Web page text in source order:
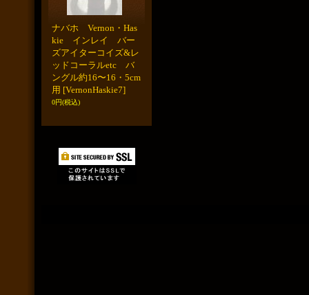
ナバホ Vernon・Has
kie インレイ バー
ズアイターコイズ&レ
ッドコーラルetc バ
ングル約16〜16・5cm
用 [VernonHaskie7]
0円(税込)